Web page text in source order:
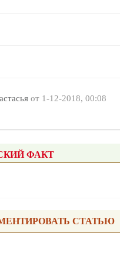
от 1-12-2018, 00:08
ФАКТ
СТАТЬЮ